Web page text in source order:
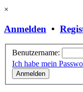
×
Anmelden •
Benutzername:
Ich habe mein